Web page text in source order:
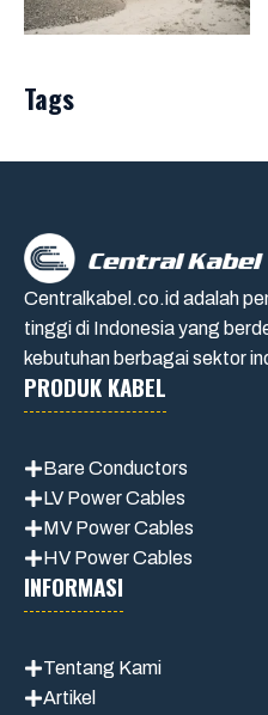
Tags
Centralkabel.co.id adalah
tinggi di Indonesia yang
kebutuhan berbagai sektor
PRODUK KABEL
Bare Conductors
LV Power Cables
MV Power Cables
HV Power Cables
INFORMASI
Tentang Kami
Artikel